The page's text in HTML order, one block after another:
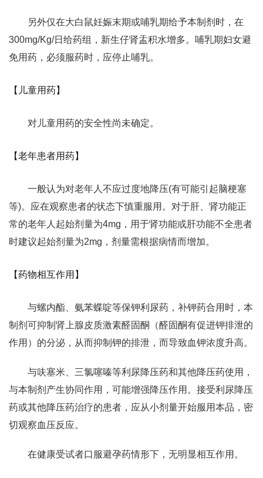
另外仅在大白鼠妊娠末期或哺乳期给予本制剂时，在
300mg/Kg/日给药组，新生仔肾盂积水增多。哺乳期妇女避
免用药，必须服药时，应停止哺乳。
【儿童用药】
对儿童用药的安全性尚未确定。
【老年患者用药】
一般认为对老年人不应过度地降压(有可能引起脑梗塞
等)。应在观察患者的状态下慎重服用。对于肝、肾功能正
常的老年人起始剂量为4mg，用于肾功能或肝功能不全患者
时建议起始剂量为2mg，剂量需根据病情而增加。
【药物相互作用】
与螺内酯、氨苯蝶啶等保钾利尿药，补钾药合用时，本
制剂可抑制肾上腺皮质激素醛固酮（醛固酮有促进钾排泄的
作用）的分泌，从而抑制钾的排泄，而导致血钾浓度升高。
与呋塞米、三氯噻嗪等利尿降压药和其他降压药使用，
与本制剂产生协同作用，可能增强降压作用。接受利尿降压
药或其他降压药治疗的患者，应从小剂量开始服用本品，密
切观察血压反应。
在健康受试者口服避孕药情形下，无明显相互作用。